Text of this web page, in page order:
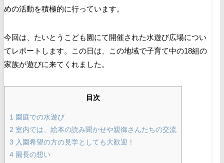
めの活動を積極的に行っています。
今回は、たいとうこども園にて開催された水遊び広場につい
てレポートします。この日は、この地域で子育て中の18組の
家族が遊びに来てくれました。
目次
1 園庭での水遊び
2 室内では、絵本の読み聞かせや親御さんたちの交流
3 入園希望の方の見学としても大歓迎！
4 園長の想い